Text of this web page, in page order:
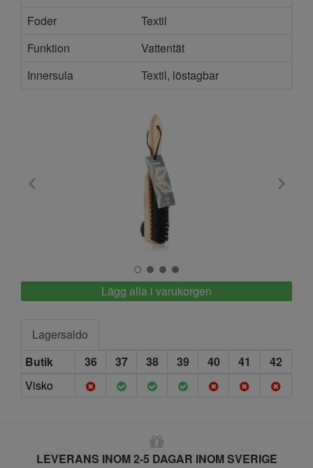
Foder
Textil
Funktion
Vattentät
Innersula
Textil, löstagbar
Springyard
Lägg alla i varukorgen
Lagersaldo
Butik
36 37 38 39 40 41
42
Visko
LEVERANS INOM 2-5 DAGAR INOM SVERIGE